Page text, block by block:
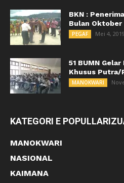
BKN :
Bulan Oktober
PEGAF Mei 4, 2019
51 BUMN
Khusus Putra/
MANOKWARI
KATEGORI E
MANOKWARI
NASIONAL
KAIMANA